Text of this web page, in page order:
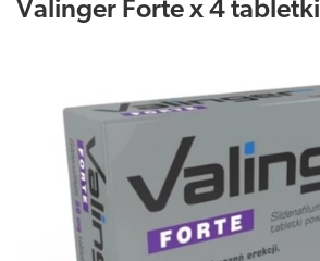
Valinger Forte x 4 tabletki